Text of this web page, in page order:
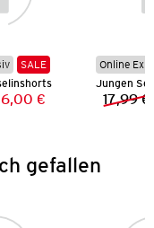
SALE
Preis:
Preis:
€
Online
17,99 €
gefallen